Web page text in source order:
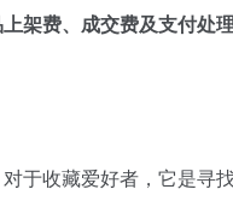
架费、成交费及支付处
于收藏爱好者，它是寻